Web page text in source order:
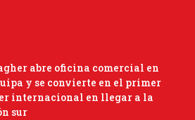
abre oficina comercial en
y se convierte en el primer
internacional en llegar a la
sur